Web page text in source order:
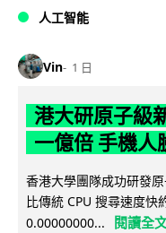
人工智能
Vin 1 日
港大研原子級
一億倍 手機人
香港大學團隊成功研發
比傳統 CPU 搜尋速度
0.00000000...
閱讀全